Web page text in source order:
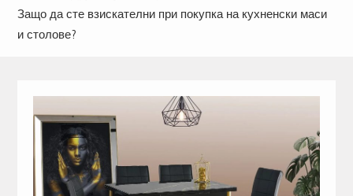
Защо да сте взискателни при покупка на кухненски маси
и столове?